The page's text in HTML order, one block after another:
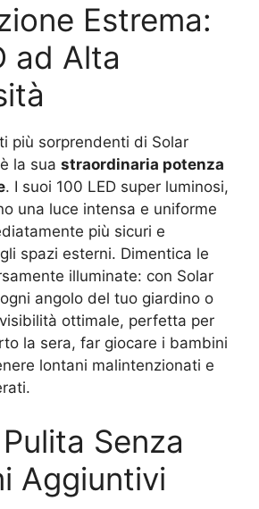
Estrema:
ad Alta
più sorprendenti di Solar
la sua straordinaria potenza
. I suoi 100 LED super luminosi,
una luce intensa e uniforme
più sicuri e
spazi esterni. Dimentica le
illuminate: con Solar
angolo del tuo giardino o
ottimale, perfetta per
la sera, far giocare i bambini
lontani malintenzionati e
Senza
Aggiuntivi